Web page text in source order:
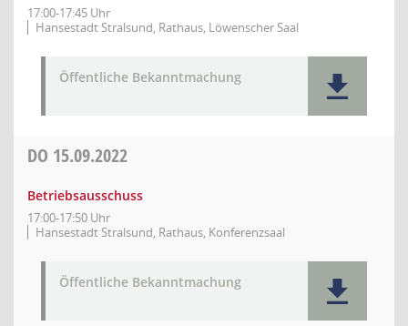
17:00-17:45 Uhr
Hansestadt Stralsund, Rathaus, Löwenscher Saal
Öffentliche Bekanntmachung
DO 15.09.2022
Betriebsausschuss
17:00-17:50 Uhr
Hansestadt Stralsund, Rathaus, Konferenzsaal
Öffentliche Bekanntmachung